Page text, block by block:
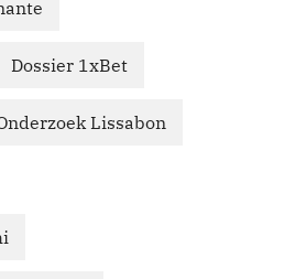
Dossier 1xBet
Lissabon